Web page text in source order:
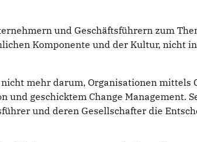
und Geschäftsführern zum
Komponente und der Kultur, nicht
mehr darum, Organisationen mittels
geschicktem Change Management.
und deren Gesellschafter die